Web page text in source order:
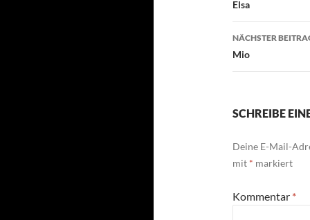
Elsa
NÄCHSTER
Mio
SCHREIBE
Deine E-Mail-
mit * markiert
Kommentar *